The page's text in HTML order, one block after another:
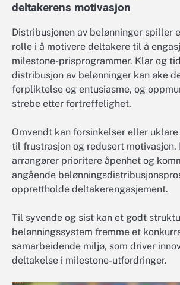
deltakerens motivasjon
Distribusjonen av belønninger spiller
rolle i å motivere deltakere til å
milestone-prisprogrammer. Klar og
distribusjon av belønninger kan øke
forpliktelse og entusiasme, og
strebe etter fortreffelighet.
Omvendt kan forsinkelser eller
til frustrasjon og redusert motivasjon.
arrangører prioritere åpenhet og
angående
opprettholde deltakerengasjement.
Til syvende og sist kan et godt
belønningssystem fremme et
samarbeidende miljø, som driver
deltakelse i milestone-utfordringer.